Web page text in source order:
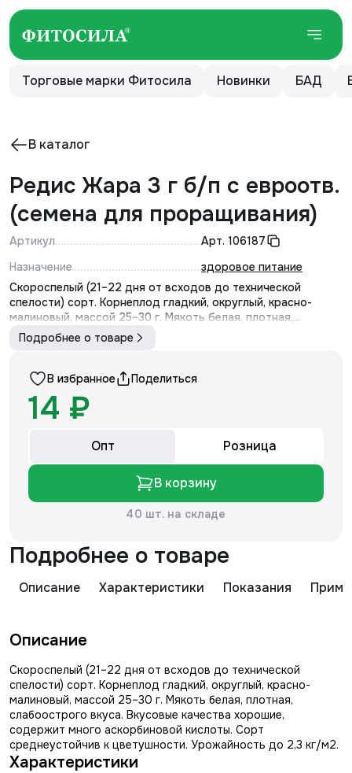
Торговые марки Фитосила Новинки БАД
В каталог
Редис Жара 3 г б/п с евроотв.
(семена для проращивания)
Артикул Арт. 106187
Назначение
здоровое питание
Скороспелый (21–22 дня от всходов до технической
спелости) сорт. Корнеплод гладкий, округлый, красно-
малиновый, массой 25–30 г. Мякоть белая, плотная,...
Подробнее о товаре
В избранное Поделиться
14 ₽
Опт Розница
В корзину
40 шт. на складе
Подробнее о товаре
Описание Характеристики Показания
Описание
Скороспелый (21–22 дня от всходов до технической
спелости) сорт. Корнеплод гладкий, округлый, красно-
малиновый, массой 25–30 г. Мякоть белая, плотная,
слабоострого вкуса. Вкусовые качества хорошие,
содержит много аскорбиновой кислоты. Сорт
среднеустойчив к цветушности. Урожайность до 2,3 кг/м2.
Характеристики